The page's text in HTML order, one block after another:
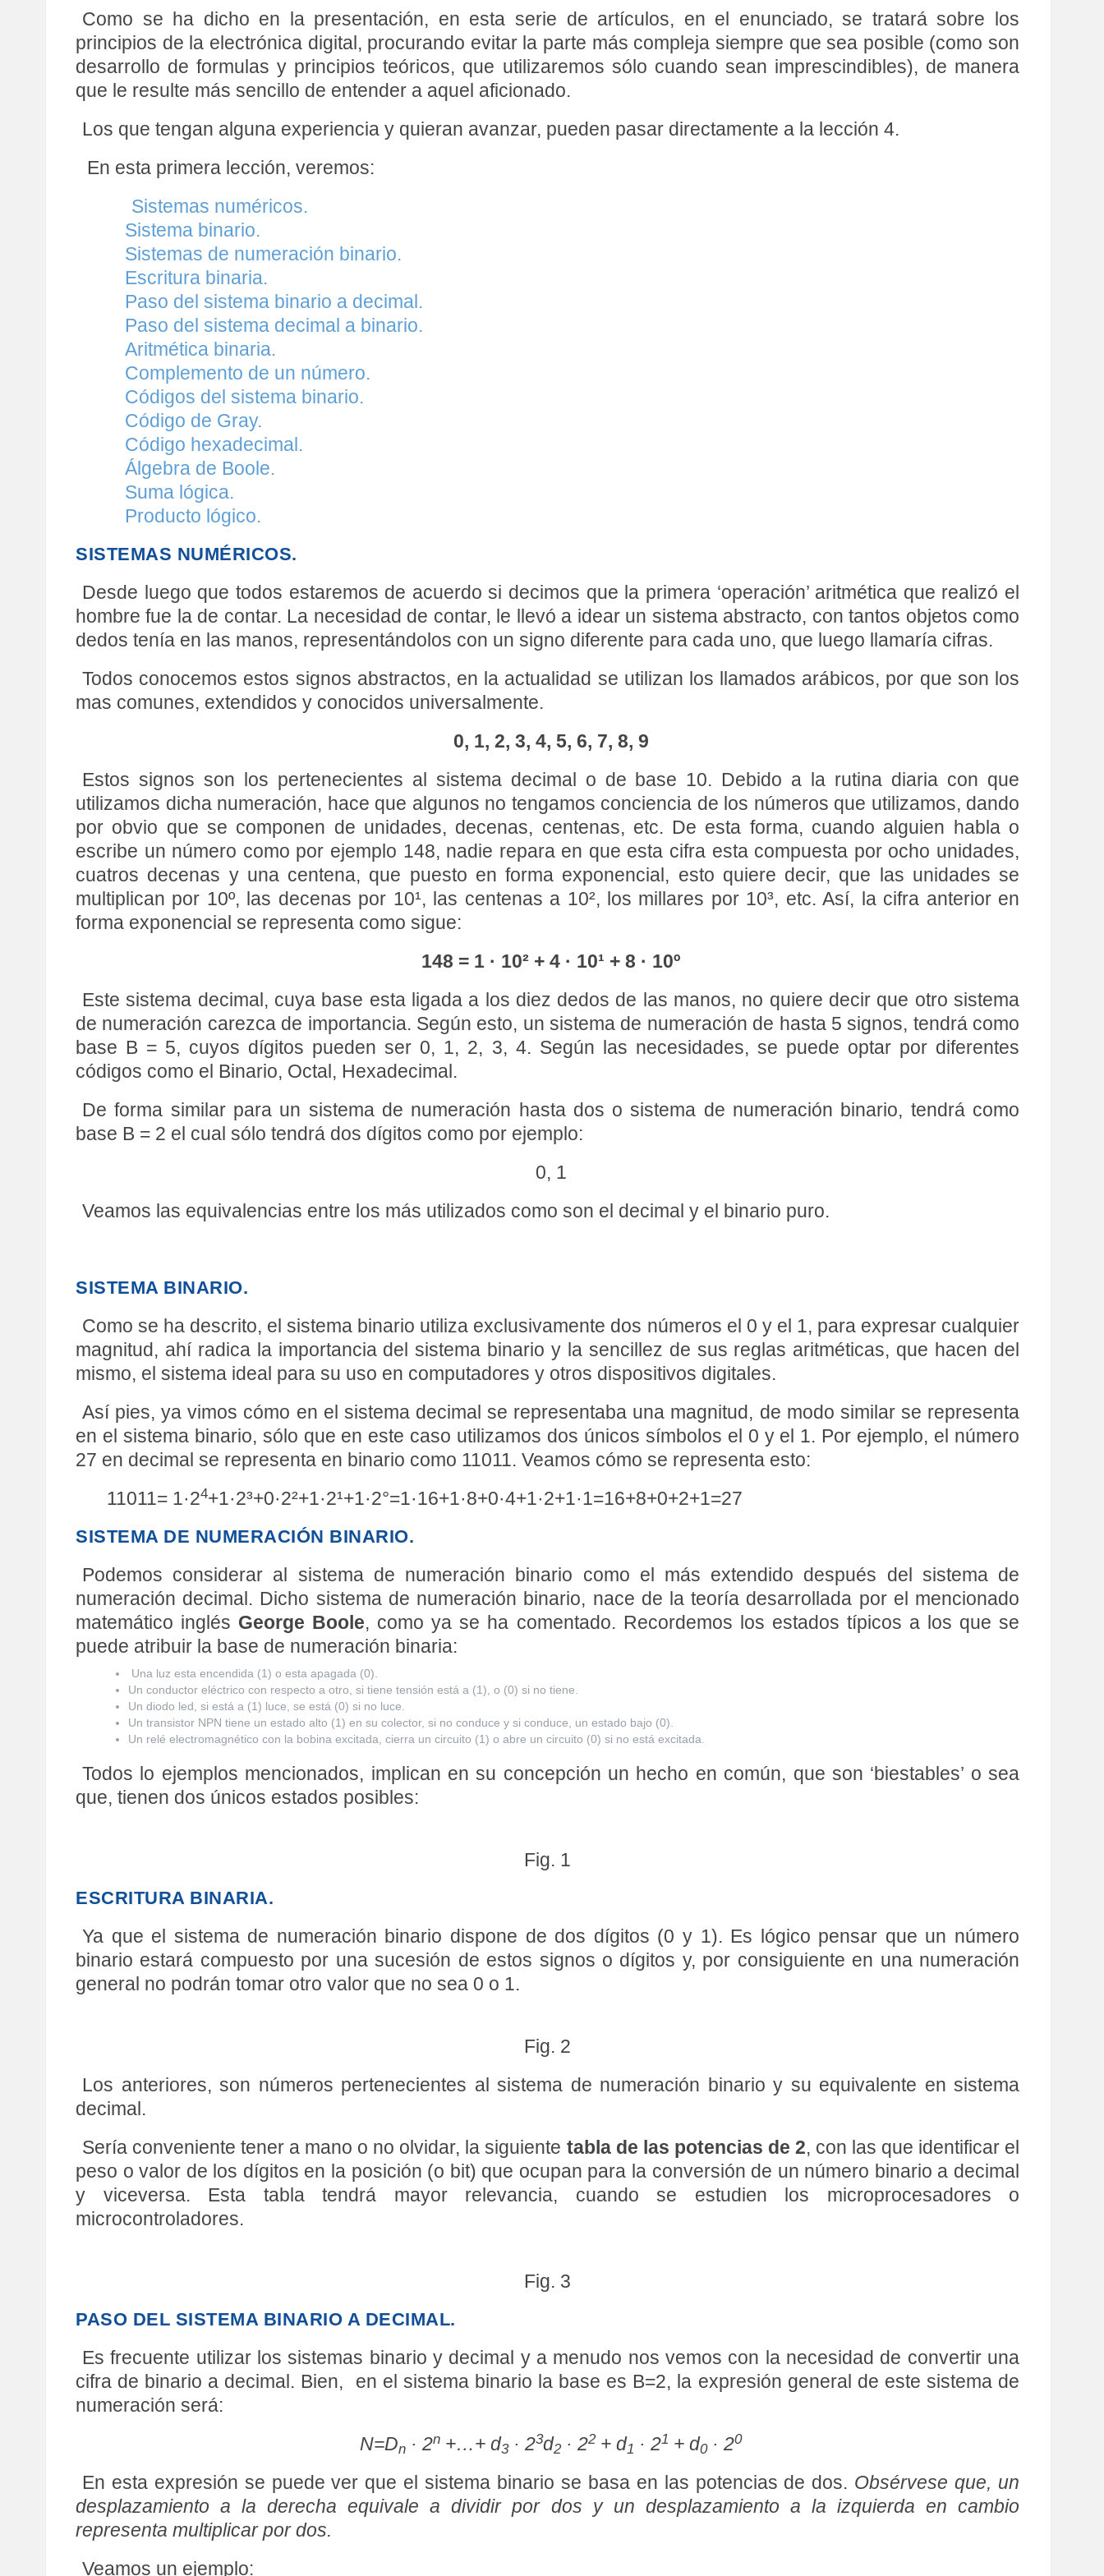
Como se ha dicho en la presentación, en esta serie de artículos, en el enunciado, se tratará sobre los
principios de la electrónica digital, procurando evitar la parte más compleja siempre que sea posible (como son
desarrollo de formulas y principios teóricos, que utilizaremos sólo cuando sean imprescindibles), de manera
que le resulte más sencillo de entender a aquel aficionado.
Los que tengan alguna experiencia y quieran avanzar, pueden pasar directamente a la lección 4.
En esta primera lección, veremos:
Sistemas numéricos.
Sistema binario.
Sistemas de numeración binario.
Escritura binaria.
Paso del sistema binario a decimal.
Paso del sistema decimal a binario.
Aritmética binaria.
Complemento de un número.
Códigos del sistema binario.
Código de Gray.
Código hexadecimal.
Álgebra de Boole.
Suma lógica.
Producto lógico.
SISTEMAS NUMÉRICOS.
Desde luego que todos estaremos de acuerdo si decimos que la primera ‘operación’ aritmética que realizó el
hombre fue la de contar. La necesidad de contar, le llevó a idear un sistema abstracto, con tantos objetos como
dedos tenía en las manos, representándolos con un signo diferente para cada uno, que luego llamaría cifras.
Todos conocemos estos signos abstractos, en la actualidad se utilizan los llamados arábicos, por que son los
mas comunes, extendidos y conocidos universalmente.
0, 1, 2, 3, 4, 5, 6, 7, 8, 9
Estos signos son los pertenecientes al sistema decimal o de base 10. Debido a la rutina diaria con que
utilizamos dicha numeración, hace que algunos no tengamos conciencia de los números que utilizamos, dando
por obvio que se componen de unidades, decenas, centenas, etc. De esta forma, cuando alguien habla o
escribe un número como por ejemplo 148, nadie repara en que esta cifra esta compuesta por ocho unidades,
cuatros decenas y una centena, que puesto en forma exponencial, esto quiere decir, que las unidades se
multiplican por 10º, las decenas por 10¹, las centenas a 10², los millares por 10³, etc. Así, la cifra anterior en
forma exponencial se representa como sigue:
148 = 1 · 10² + 4 · 10¹ + 8 · 10º
Este sistema decimal, cuya base esta ligada a los diez dedos de las manos, no quiere decir que otro sistema
de numeración carezca de importancia. Según esto, un sistema de numeración de hasta 5 signos, tendrá como
base B = 5, cuyos dígitos pueden ser 0, 1, 2, 3, 4. Según las necesidades, se puede optar por diferentes
códigos como el Binario, Octal, Hexadecimal.
De forma similar para un sistema de numeración hasta dos o sistema de numeración binario, tendrá como
base B = 2 el cual sólo tendrá dos dígitos como por ejemplo:
0, 1
Veamos las equivalencias entre los más utilizados como son el decimal y el binario puro.
SISTEMA BINARIO.
Como se ha descrito, el sistema binario utiliza exclusivamente dos números el 0 y el 1, para expresar cualquier
magnitud, ahí radica la importancia del sistema binario y la sencillez de sus reglas aritméticas, que hacen del
mismo, el sistema ideal para su uso en computadores y otros dispositivos digitales.
Así pies, ya vimos cómo en el sistema decimal se representaba una magnitud, de modo similar se representa
en el sistema binario, sólo que en este caso utilizamos dos únicos símbolos el 0 y el 1. Por ejemplo, el número
27 en decimal se representa en binario como 11011. Veamos cómo se representa esto:
11011= 1·24+1·2³+0·2²+1·2¹+1·2°=1·16+1·8+0·4+1·2+1·1=16+8+0+2+1=27
SISTEMA DE NUMERACIÓN BINARIO.
Podemos considerar al sistema de numeración binario como el más extendido después del sistema de
numeración decimal. Dicho sistema de numeración binario, nace de la teoría desarrollada por el mencionado
matemático inglés George Boole, como ya se ha comentado. Recordemos los estados típicos a los que se
puede atribuir la base de numeración binaria:
Una luz esta encendida (1) o esta apagada (0).
Un conductor eléctrico con respecto a otro, si tiene tensión está a (1), o (0) si no tiene.
Un diodo led, si está a (1) luce, se está (0) si no luce.
Un transistor NPN tiene un estado alto (1) en su colector, si no conduce y si conduce, un estado bajo (0).
Un relé electromagnético con la bobina excitada, cierra un circuito (1) o abre un circuito (0) si no está excitada.
Todos lo ejemplos mencionados, implican en su concepción un hecho en común, que son ‘biestables’ o sea
que, tienen dos únicos estados posibles:
Fig. 1
ESCRITURA BINARIA.
Ya que el sistema de numeración binario dispone de dos dígitos (0 y 1). Es lógico pensar que un número
binario estará compuesto por una sucesión de estos signos o dígitos y, por consiguiente en una numeración
general no podrán tomar otro valor que no sea 0 o 1.
Fig. 2
Los anteriores, son números pertenecientes al sistema de numeración binario y su equivalente en sistema
decimal.
Sería conveniente tener a mano o no olvidar, la siguiente tabla de las potencias de 2, con las que identificar el
peso o valor de los dígitos en la posición (o bit) que ocupan para la conversión de un número binario a decimal
y viceversa. Esta tabla tendrá mayor relevancia, cuando se estudien los microprocesadores o
microcontroladores.
Fig. 3
PASO DEL SISTEMA BINARIO A DECIMAL.
Es frecuente utilizar los sistemas binario y decimal y a menudo nos vemos con la necesidad de convertir una
cifra de binario a decimal. Bien, en el sistema binario la base es B=2, la expresión general de este sistema de
numeración será:
N=Dn · 2n +…+ d3· 23d2· 22+ d1 · 21 + d0· 20
En esta expresión se puede ver que el sistema binario se basa en las potencias de dos. Obsérvese que, un
desplazamiento a la derecha equivale a dividir por dos y un desplazamiento a la izquierda en cambio
representa multiplicar por dos.
Veamos un ejemplo: